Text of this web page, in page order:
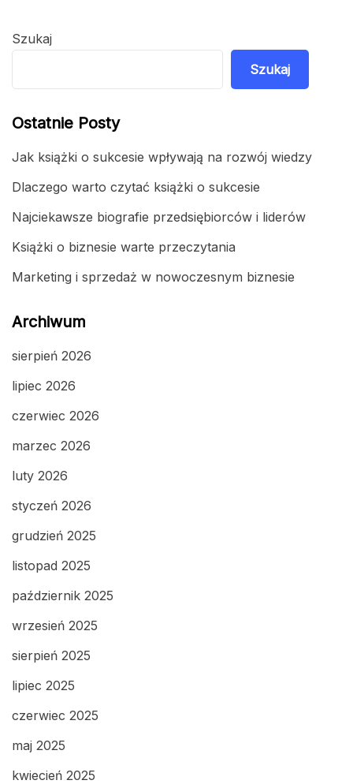
Szukaj
Szukaj
Ostatnie Posty
Jak książki o sukcesie wpływają na rozwój wiedzy
Dlaczego warto czytać książki o sukcesie
Najciekawsze biografie przedsiębiorców i liderów
Książki o biznesie warte przeczytania
Marketing i sprzedaż w nowoczesnym biznesie
Archiwum
sierpień 2026
lipiec 2026
czerwiec 2026
marzec 2026
luty 2026
styczeń 2026
grudzień 2025
listopad 2025
październik 2025
wrzesień 2025
sierpień 2025
lipiec 2025
czerwiec 2025
maj 2025
kwiecień 2025